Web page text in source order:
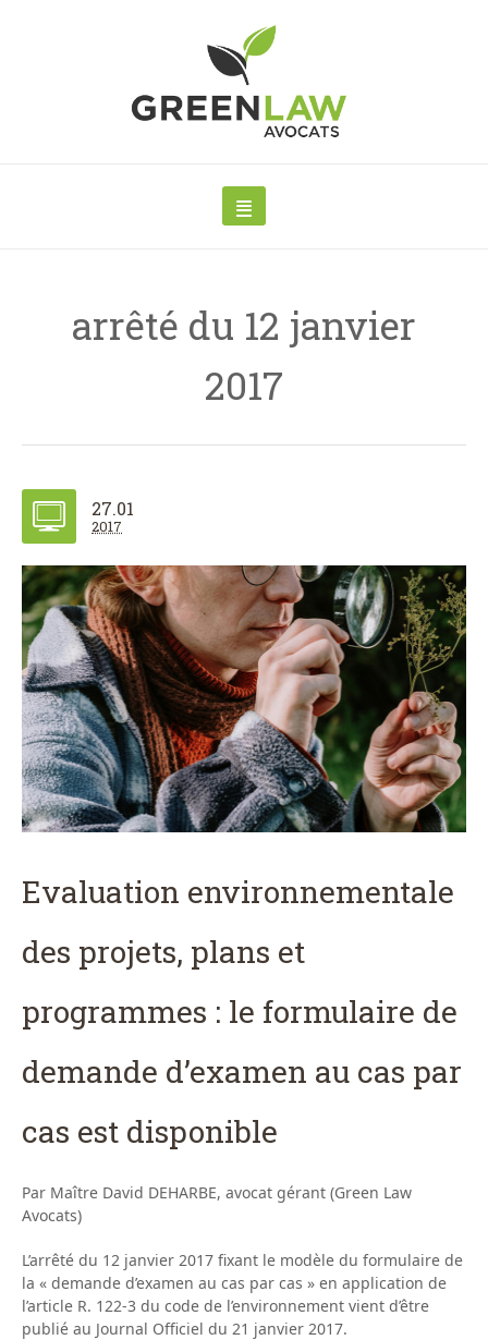
arrêté du 12 janvier
2017
27.01
2017
Evaluation environnementale
des projets, plans et
programmes : le formulaire de
demande d’examen au cas par
cas est disponible
Par Maître David DEHARBE, avocat gérant (Green Law
Avocats)
L’arrêté du 12 janvier 2017 fixant le modèle du formulaire de
la « demande d’examen au cas par cas » en application de
l’article R. 122-3 du code de l’environnement vient d’être
publié au Journal Officiel du 21 janvier 2017.